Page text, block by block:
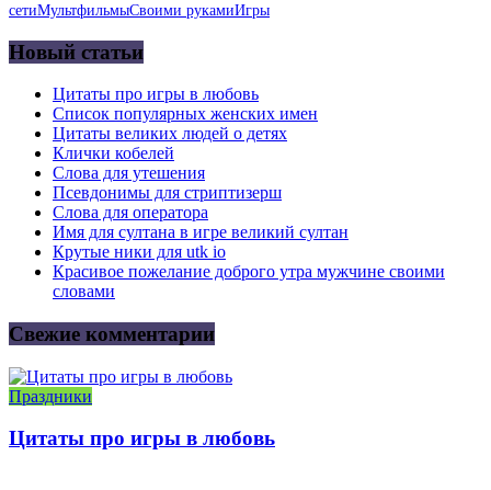
сетиМультфильмыСвоими рукамиИгры
Новый статьи
Цитаты про игры в любовь
Список популярных женских имен
Цитаты великих людей о детях
Клички кобелей
Слова для утешения
Псевдонимы для стриптизерш
Слова для оператора
Имя для султана в игре великий султан
Крутые ники для utk io
Красивое пожелание доброго утра мужчине своими
словами
Свежие комментарии
Праздники
Цитаты про игры в любовь